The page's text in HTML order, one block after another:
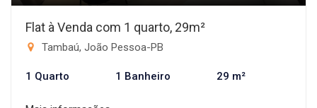
Flat à Venda com 1 quarto, 29m²
Tambaú, João Pessoa-PB
1 Quarto 1 Banheiro 29 m²